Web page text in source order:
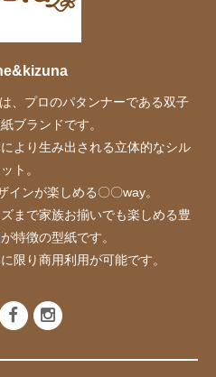
、プロのパタンナーである双子
ブランドです。
より生み出される立体的なシル
ト。
インが楽しめる〇〇way。
まで家族お揃いでも楽しめる豊
特徴の型紙です。
限り商用利用が可能です。